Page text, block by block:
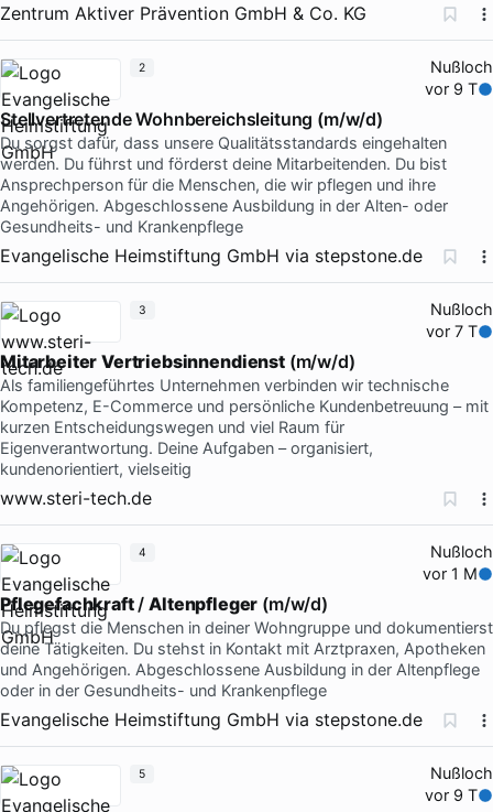
Zentrum Aktiver Prävention GmbH & Co. KG
Nußloch
vor 9 T
Stellvertretende Wohnbereichsleitung (m/w/d)
Du sorgst dafür, dass unsere Qualitätsstandards eingehalten
werden. Du führst und förderst deine Mitarbeitenden. Du bist
Ansprechperson für die Menschen, die wir pflegen und ihre
Angehörigen. Abgeschlossene Ausbildung in der Alten- oder
Gesundheits- und Krankenpflege
Evangelische Heimstiftung GmbH via stepstone.de
2
Nußloch
vor 7 T
Mitarbeiter Vertriebsinnendienst(m/w/d)
Als familiengeführtes Unternehmen verbinden wir technische
Kompetenz, E-Commerce und persönliche Kundenbetreuung – mit
kurzen Entscheidungswegen und viel Raum für
Eigenverantwortung. Deine Aufgaben – organisiert,
kundenorientiert, vielseitig
www.steri-tech.de
3
Nußloch
vor 1 M
Pflegefachkraft/Altenpfleger (m/w/d)
Du pflegst die Menschen in deiner Wohngruppe und dokumentierst
deine Tätigkeiten. Du stehst in Kontakt mit Arztpraxen, Apotheken
und Angehörigen. Abgeschlossene Ausbildung in der Altenpflege
oder in der Gesundheits- und Krankenpflege
Evangelische Heimstiftung GmbH via stepstone.de
4
Nußloch
vor 9 T
5